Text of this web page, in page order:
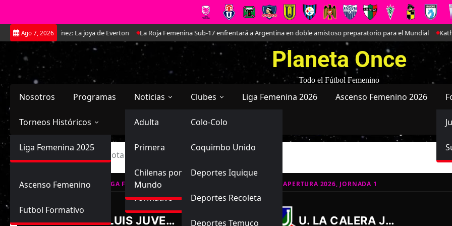
Saltar
al
contenido
Ago 7, 2026
Antonella Martínez: La joya de Everton La Roja Femenina Sub-17 enfrentará a Argentina en doble amistoso preparatorio para el Mundial
Planeta Once
Todo el Fútbol Femenino
Nosotros Programas Noticias
Selección Chilena
Adulta
Sub-20
Sub-17
Futbol Nacional
Primera
Ascenso
Formativo
Futbol Internacional
Chilenas por el
Mundo
Clubes
Primera
Colo-Colo
Coquimbo Unido
Deportes Iquique
Deportes Recoleta
Deportes Temuco
Ascenso
Liga Femenina 2026 Ascenso Femenino 2026
Torneos Históricos
Primera División
Femenina
Liga Femenina 2025
Ascenso Femenino
Futbol Formativo
Inicio San Luis de Quillota Juvenil vs Unión La Calera Juvenil
LIGA FEMENINA, CAMPEONATO FORMATIVO JUVENIL APERTURA 2026, JORNADA 1
SAN LUIS JUVENIL 3 U. LA CALERA JUVENIL